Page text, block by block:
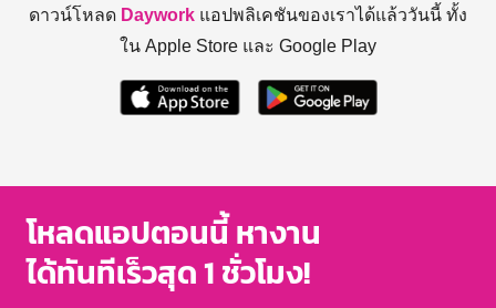
ดาวน์โหลด Daywork แอปพลิเคชันของเราได้แล้ววันนี้ ทั้ง
ใน Apple Store และ Google Play
โหลดแอปตอนนี้ หางาน
ได้ทันทีเร็วสุด 1 ชั่วโมง!